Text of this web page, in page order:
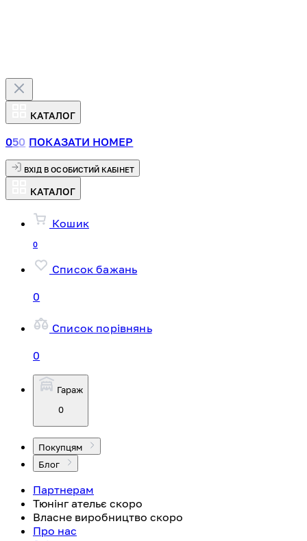
КАТАЛОГ
050 ПОКАЗАТИ НОМЕР
ВХІД В ОСОБИСТИЙ КАБІНЕТ
КАТАЛОГ
Кошик
0
Список бажань
0
Список порівнянь
0
Гараж
0
Покупцям
Блог
Партнерам
Тюнінг ательє скоро
Власне виробництво скоро
Про нас